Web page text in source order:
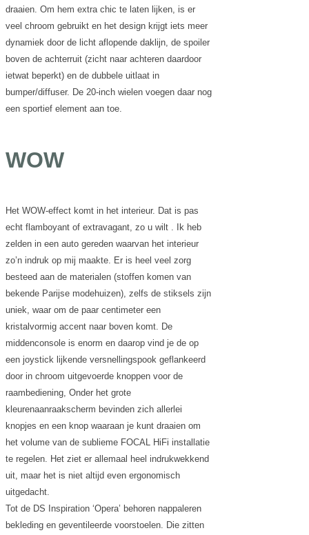
draaien. Om hem extra chic te laten lijken, is er
veel chroom gebruikt en het design krijgt iets meer
dynamiek door de licht aflopende daklijn, de spoiler
boven de achterruit (zicht naar achteren daardoor
ietwat beperkt) en de dubbele uitlaat in
bumper/diffuser. De 20-inch wielen voegen daar nog
een sportief element aan toe.
WOW
Het WOW-effect komt in het interieur. Dat is pas
echt flamboyant of extravagant, zo u wilt . Ik heb
zelden in een auto gereden waarvan het interieur
zo’n indruk op mij maakte. Er is heel veel zorg
besteed aan de materialen (stoffen komen van
bekende Parijse modehuizen), zelfs de stiksels zijn
uniek, waar om de paar centimeter een
kristalvormig accent naar boven komt. De
middenconsole is enorm en daarop vind je de op
een joystick lijkende versnellingspook geflankeerd
door in chroom uitgevoerde knoppen voor de
raambediening, Onder het grote
kleurenaanraakscherm bevinden zich allerlei
knopjes en een knop waaraan je kunt draaien om
het volume van de sublieme FOCAL HiFi installatie
te regelen. Het ziet er allemaal heel indrukwekkend
uit, maar het is niet altijd even ergonomisch
uitgedacht.
Tot de DS Inspiration ‘Opera’ behoren nappaleren
bekleding en geventileerde voorstoelen. Die zitten